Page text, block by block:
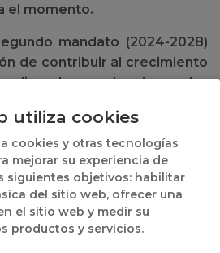
el momento.
mandato (2024-2028)
de contribuir al crecimiento
alineados con las demandas
con los prestatarios de
el trabajo de todos los
formado parte de mi Junta
de FBCyL. Sin ellos
sido posible.
utiliza cookies
cookies y otras tecnologías
mejorar su experiencia de
siguientes objetivos: habilitar
del sitio web, ofrecer una
el sitio web y medir su
productos y servicios.